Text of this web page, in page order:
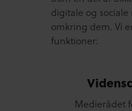
digitale og
omkring dem. Vi
funktioner:
Medierådet